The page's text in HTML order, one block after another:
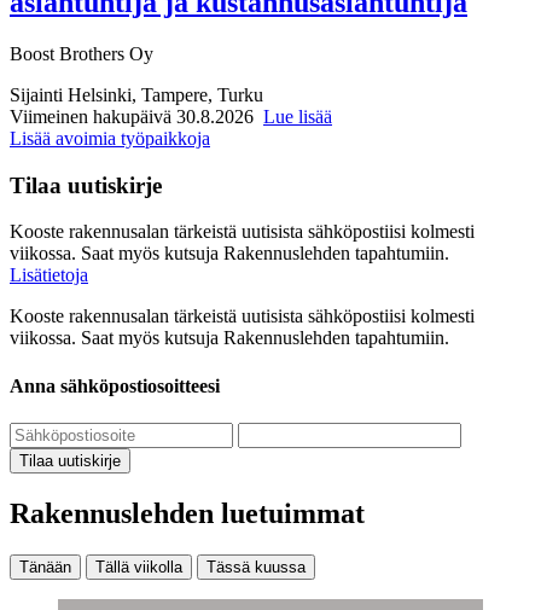
Boost Brothers Oy
Sijainti Helsinki, Tampere, Turku
Viimeinen hakupäivä 30.8.2026 Lue lisää
Lisää avoimia työpaikkoja
Tilaa uutiskirje
Kooste rakennusalan tärkeistä uutisista sähköpostiisi kolmesti
viikossa. Saat myös kutsuja Rakennuslehden tapahtumiin.
Lisätietoja
Kooste rakennusalan tärkeistä uutisista sähköpostiisi kolmesti
viikossa. Saat myös kutsuja Rakennuslehden tapahtumiin.
Anna sähköpostiosoitteesi
Tilaa uutiskirje
Rakennuslehden luetuimmat
Tänään Tällä viikolla Tässä kuussa